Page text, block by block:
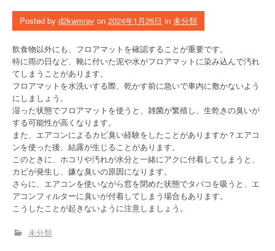
Posted by d2kwmrav on 2024年1月26日 in 未分類
飲食物以外にも、フロアマットを確認することが重要です。
特に雨の日など、靴に付いた泥や水がフロアマットに染み込んで汚れ
てしまうことがあります。
フロアマットを水洗いする際、乾かす前に急いで車内に敷かないよう
にしましょう。
湿った状態でフロアマットを使うと、雑菌が繁殖し、生乾きの臭いが
する可能性が高くなります。
また、エアコンによるカビ臭い経験をしたことがありますか？エアコ
ンを使った後、結露が生じることがあります。
このときに、ホコリや汚れが水分と一緒にアクに付着してしまうと、
カビが発生し、嫌な臭いの原因になります。
さらに、エアコンを使いながら窓を閉めた状態でタバコを吸うと、エ
アコンフィルターに臭いが付着してしまう場合もあります。
こうしたことが起きないように注意しましょう。
未分類